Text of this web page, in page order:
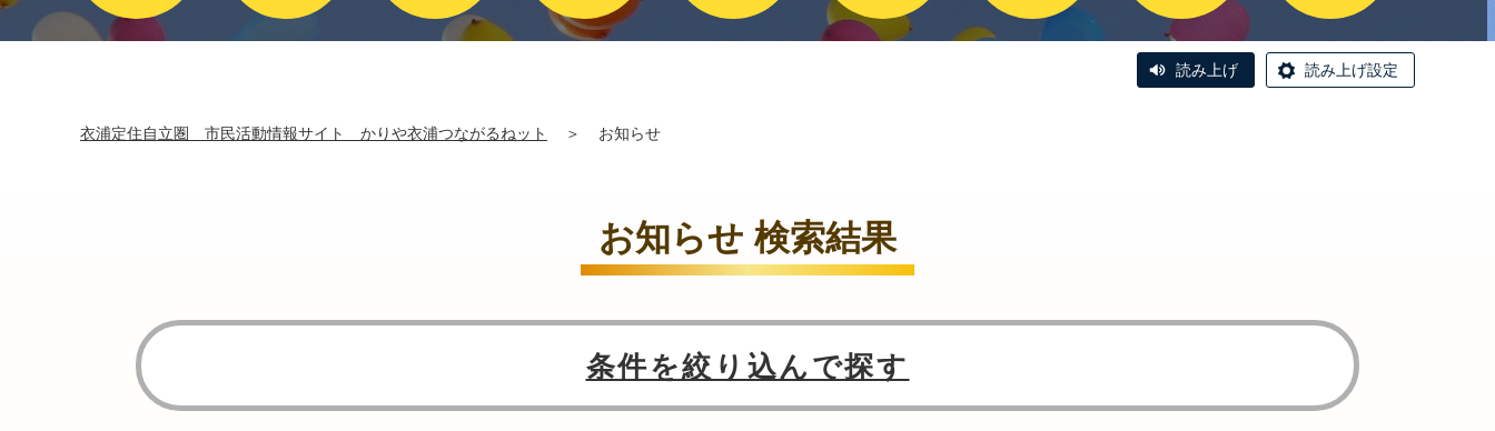
読み上げ 読み上げ設定
衣浦定住自立圏 市民活動情報サイト かりや衣浦つながるねット ＞ お知らせ
お知らせ 検索結果
条件を絞り込んで探す